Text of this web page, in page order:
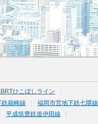
ひこぼしライン
箱崎線
福岡市営地下鉄七隈線
平成筑豊鉄道伊田線